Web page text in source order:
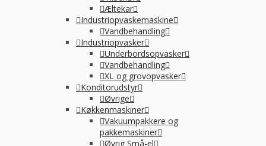
Æltekar
Industriopvaskemaskine
Vandbehandling
Industriopvasker
Underbordsopvasker
Vandbehandling
XL og grovopvasker
Konditorudstyr
Øvrige
Køkkenmaskiner
Vakuumpakkere og
pakkemaskiner
Øvrig Små-el